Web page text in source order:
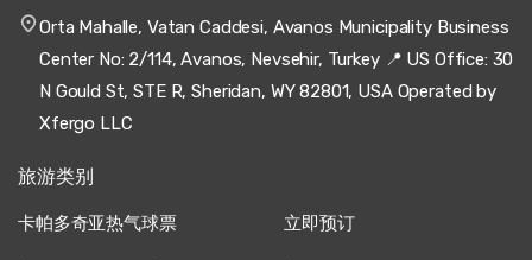
Orta Mahalle, Vatan Caddesi, Avanos Municipality Business
Center No: 2/114, Avanos, Nevsehir, Turkey 📍 US Office: 30
N Gould St, STE R, Sheridan, WY 82801, USA Operated by
Xfergo LLC
旅游类别
卡帕多奇亚热气球票 立即预订